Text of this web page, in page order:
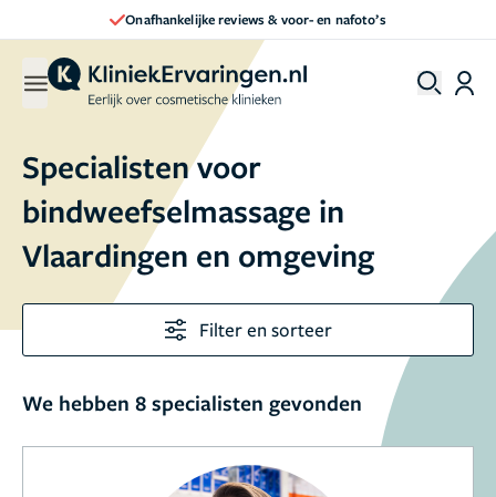
Onafhankelijke reviews & voor- en nafoto’s
Specialisten voor
bindweefselmassage in
Vlaardingen en omgeving
Filter en sorteer
We hebben 8 specialisten gevonden